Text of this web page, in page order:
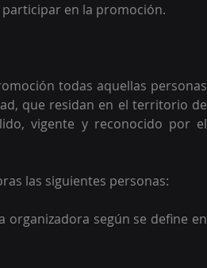
en la promoción.
todas aquellas personas
que residan en el territorio de
vigente y reconocido por el
las siguientes personas:
organizadora según se define en